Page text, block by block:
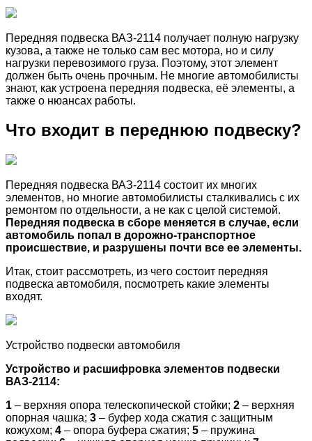
Передняя подвеска ВАЗ-2114 получает полную нагрузку
кузова, а также не только сам вес мотора, но и силу
нагрузки перевозимого груза. Поэтому, этот элемент
должен быть очень прочным. Не многие автомобилисты
знают, как устроена передняя подвеска, её элементы, а
также о нюансах работы.
Что входит в переднюю подвеску?
Передняя подвеска ВАЗ-2114 состоит их многих
элементов, но многие автомобилисты сталкивались с их
ремонтом по отдельности, а не как с целой системой.
Передняя подвеска в сборе меняется в случае, если
автомобиль попал в дорожно-транспортное
происшествие, и разрушены почти все ее элементы.
Итак, стоит рассмотреть, из чего состоит передняя
подвеска автомобиля, посмотреть какие элементы
входят.
Устройство подвески автомобиля
Устройство и расшифровка элементов подвески
ВАЗ-2114:
1 – верхняя опора телескопической стойки; 2 – верхняя
опорная чашка; 3 – буфер хода сжатия с защитным
кожухом; 4 – опора буфера сжатия; 5 – пружина